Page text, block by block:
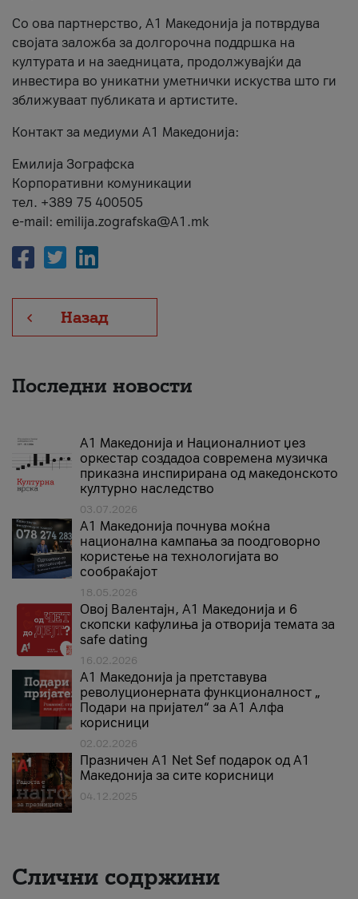
Со ова партнерство, A1 Македонија ја потврдува
својата заложба за долгорочна поддршка на
културата и на заедницата, продолжувајќи да
инвестира во уникатни уметнички искуства што ги
зближуваат публиката и артистите.
Контакт за медиуми А1 Македонија:
Емилија Зографска
Корпоративни комуникации
тел. +389 75 400505
e-mail: emilija.zografska@A1.mk
Назад
Последни новости
А1 Македонија и Националниот џез
оркестар создадоа современа музичка
приказна инспирирана од македонското
културно наследство
03.07.2026
A1 Македонија почнува моќна
национална кампања за поодговорно
користење на технологијата во
сообраќајот
18.05.2026
Овој Валентајн, A1 Македонија и 6
скопски кафулиња ја отворија темата за
safe dating
16.02.2026
А1 Македонија ја претставува
револуционерната функционалност „
Подари на пријател“ за А1 Алфа
корисници
02.02.2026
Празничен A1 Net Sеf подарок од А1
Македонија за сите корисници
04.12.2025
Слични содржини